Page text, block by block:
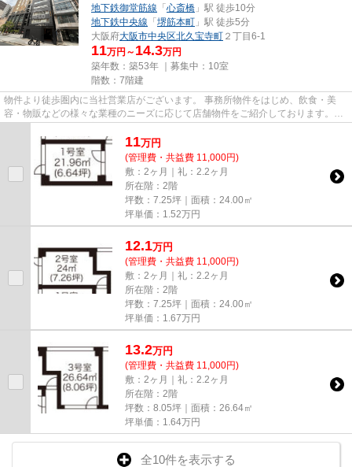
地下鉄御堂筋線 「心斎橋 」駅 徒歩10分
地下鉄中央線 「堺筋本町 」駅 徒歩5分
大阪府大阪市中央区北久宝寺町 ２丁目6-1
11万円～ 14.3万円
築年数：築53年 ｜募集中： 10室
階数：7階建
物件より徒歩圏内に当社営業店がございます。 事務所物件をはじめ、飲食・美
容・物販などの様々な業種のニーズに応じて店舗物件をご紹介しております。
尚、弊社ではおとり広告は一切...
11万円
(管理費・共益費 11,000円)
敷：2ヶ月｜礼：2.2ヶ月
所在階：2階
坪数：7.25坪｜面積：24.00㎡
坪単価： 1.52万円
12.1万円
(管理費・共益費 11,000円)
敷：2ヶ月｜礼：2.2ヶ月
所在階：2階
坪数：7.25坪｜面積：24.00㎡
坪単価： 1.67万円
13.2万円
(管理費・共益費 11,000円)
敷：2ヶ月｜礼：2.2ヶ月
所在階：2階
坪数：8.05坪｜面積：26.64㎡
坪単価： 1.64万円
全10件を表示する